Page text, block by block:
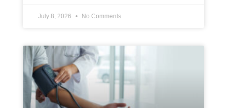
July 8, 2026 No Comments